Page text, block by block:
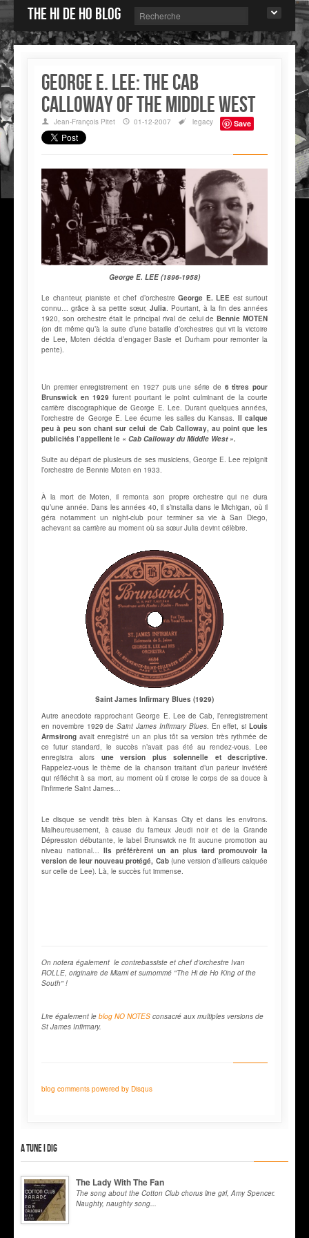
The Hi de Ho blog
George E. LEE: the Cab
Calloway of the Middle West
Jean-François Pitet 01-12-2007 legacy Save
George E. LEE (1896-1958)
Le chanteur, pianiste et chef d’orchestre George E. LEE est surtout
connu… grâce à sa petite sœur, Julia . Pourtant, à la fin des années
1920, son orchestre était le principal rival de celui deBennie MOTEN
(on dit même qu’à la suite d’une bataille d’orchestres qui vit la victoire
de Lee, Moten décida d’engager Basie et Durham pour remonter la
pente).
Un premier enregistrement en 1927 puis une série de 6 titres pour
Brunswick en 1929 furent pourtant le point culminant de la courte
carrière discographique de George E. Lee. Durant quelques années,
l’orchestre de George E. Lee écume les salles du Kansas. Il calque
peu à peu son chant sur celui de Cab Calloway, au point que les
publicités l’appellent le « Cab Calloway du Middle West ».
Suite au départ de plusieurs de ses musiciens, George E. Lee rejoignit
l’orchestre de Bennie Moten en 1933.
À la mort de Moten, il remonta son propre orchestre qui ne dura
qu’une année. Dans les années 40, il s’installa dans le Michigan, où il
géra notamment un night-club pour terminer sa vie à San Diego,
achevant sa carrière au moment où sa sœur Julia devint célèbre.
Saint James Infirmary Blues (1929)
Autre anecdote rapprochant George E. Lee de Cab, l’enregistrement
en novembre 1929 deSaint James Infirmary Blues. En effet, siLouis
Armstrong avait enregistré un an plus tôt sa version très rythmée de
ce futur standard, le succès n’avait pas été au rendez-vous. Lee
enregistra alors une version plus solennelle et descriptive
Rappelez-vous le thème de la chanson traitant d’un parieur invétéré
qui réfléchit à sa mort, au moment où il croise le corps de sa douce à
l’infirmerie Saint James…
Le disque se vendit très bien à Kansas City et dans les environs.
Malheureusement, à cause du fameux Jeudi noir et de la Grande
Dépression débutante, le label Brunswick ne fit aucune promotion au
niveau national…Ils préférèrent un an plus tard promouvoir la
version de leur nouveau protégé, Cab(une version d’ailleurs calquée
sur celle de Lee). Là, le succès fut immense.
On notera également le contrebassiste et chef d'orchestre Ivan
ROLLE, originaire de Miami et surnommé "The Hi de Ho King of the
South" !
Lire également le blog NO NOTES consacré aux multiples versions de
St James Infirmary.
blog comments powered by Disqus
A tune I dig
The Lady With The Fan
The song about the Cotton Club chorus line girl, Amy Spencer.
Naughty, naughty song...